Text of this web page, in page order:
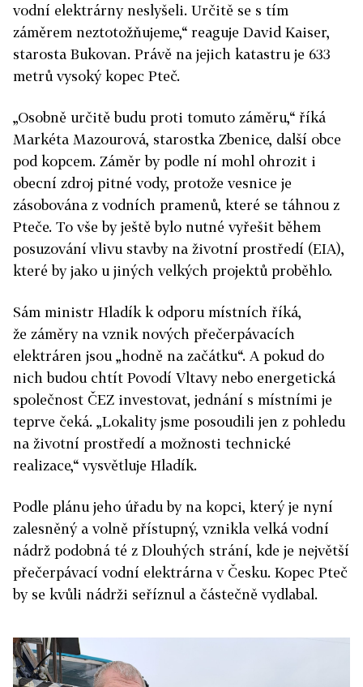
vodní elektrárny neslyšeli. Určitě se s tím
záměrem neztotožňujeme,“ reaguje David Kaiser,
starosta Bukovan. Právě na jejich katastru je 633
metrů vysoký kopec Pteč.
„Osobně určitě budu proti tomuto záměru,“ říká
Markéta Mazourová, starostka Zbenice, další obce
pod kopcem. Záměr by podle ní mohl ohrozit i
obecní zdroj pitné vody, protože vesnice je
zásobována z vodních pramenů, které se táhnou z
Pteče. To vše by ještě bylo nutné vyřešit během
posuzování vlivu stavby na životní prostředí (EIA),
které by jako u jiných velkých projektů proběhlo.
Sám ministr Hladík k odporu místních říká,
že záměry na vznik nových přečerpávacích
elektráren jsou „hodně na začátku“. A pokud do
nich budou chtít Povodí Vltavy nebo energetická
společnost ČEZ investovat, jednání s místními je
teprve čeká. „Lokality jsme posoudili jen z pohledu
na životní prostředí a možnosti technické
realizace,“ vysvětluje Hladík.
Podle plánu jeho úřadu by na kopci, který je nyní
zalesněný a volně přístupný, vznikla velká vodní
nádrž podobná té z Dlouhých strání, kde je největší
přečerpávací vodní elektrárna v Česku. Kopec Pteč
by se kvůli nádrži seříznul a částečně vydlabal.